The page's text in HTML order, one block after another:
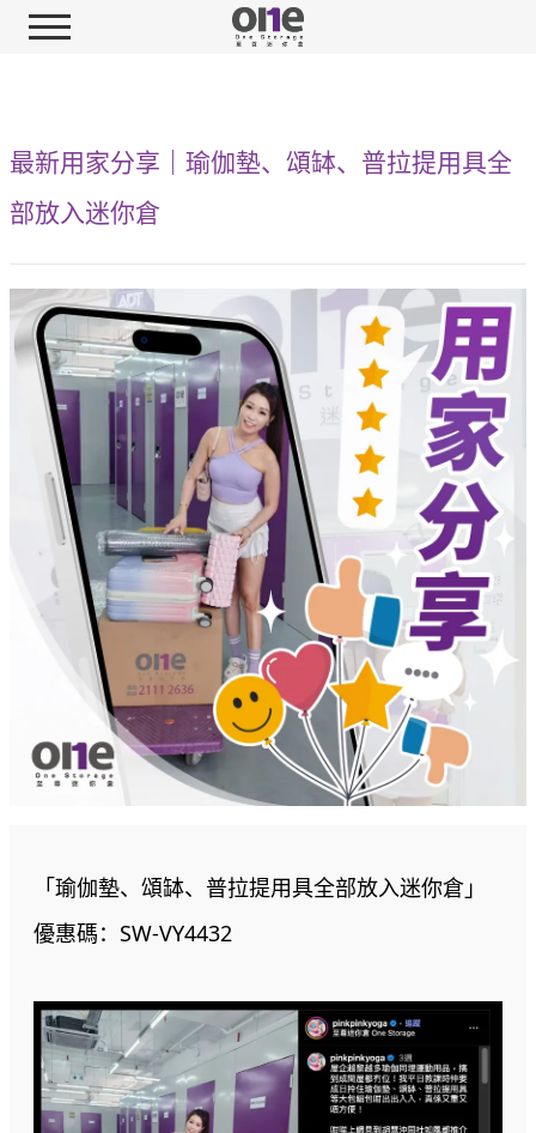
最新用家分享｜瑜伽墊、頌缽、普拉提用具全
部放入迷你倉
「瑜伽墊、頌缽、普拉提用具全部放入迷你倉」
優惠碼：SW-VY4432